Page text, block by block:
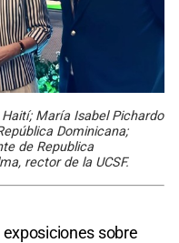
María Isabel Pichardo
Dominicana;
de Republica
rector de la UCSF.
sobre